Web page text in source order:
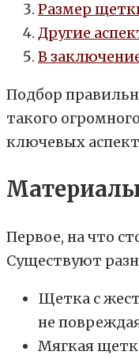
Размер
Другие
В
Подбор
такого
ключевых
Первое, на что
Существуют
Щетка с
не
Мягкая